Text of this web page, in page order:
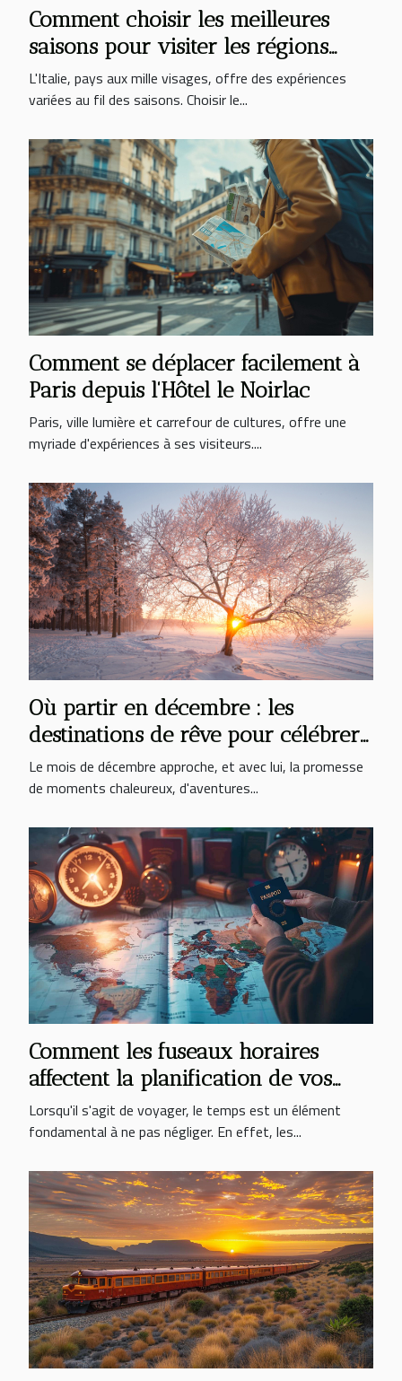
Comment choisir les meilleures
saisons pour visiter les régions
d'Italie
L'Italie, pays aux mille visages, offre des expériences
variées au fil des saisons. Choisir le...
Comment se déplacer facilement à
Paris depuis l'Hôtel le Noirlac
Paris, ville lumière et carrefour de cultures, offre une
myriade d'expériences à ses visiteurs....
Où partir en décembre : les
destinations de rêve pour célébrer
la fin d'année
Le mois de décembre approche, et avec lui, la promesse
de moments chaleureux, d'aventures...
Comment les fuseaux horaires
affectent la planification de vos
voyages
Lorsqu'il s'agit de voyager, le temps est un élément
fondamental à ne pas négliger. En effet, les...